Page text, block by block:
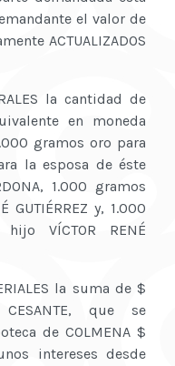
el valor de
ACTUALIZADOS
la cantidad de
en moneda
gramos oro para
la esposa de éste
1.000 gramos
GUTIÉRREZ y, 1.000
VÍCTOR RENÉ
la suma de $
que se
de COLMENA $
intereses desde